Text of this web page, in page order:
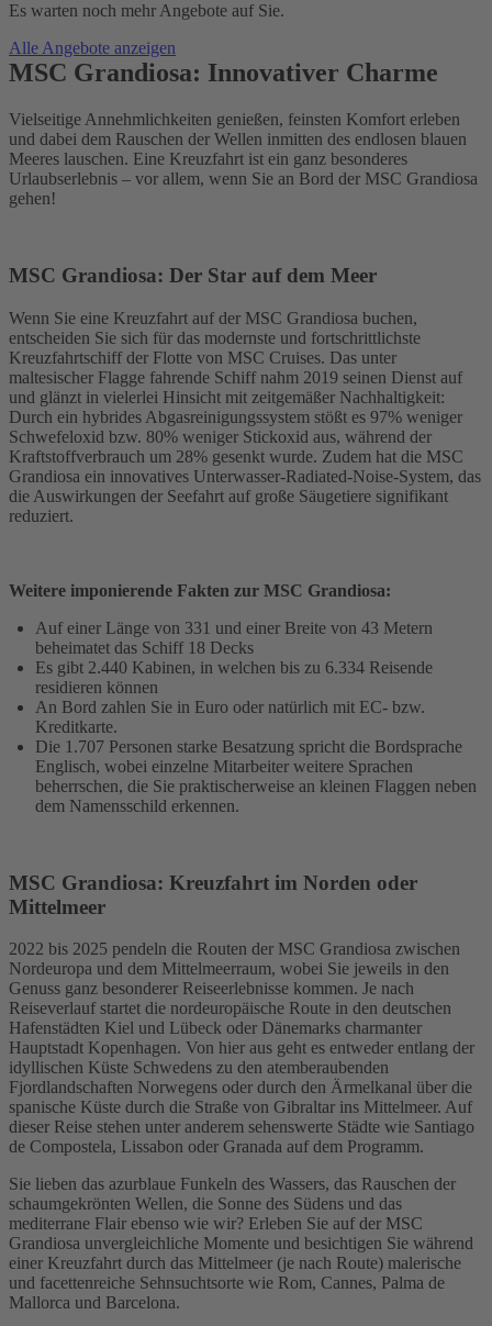
Es warten noch mehr Angebote auf Sie.
Alle Angebote anzeigen
MSC Grandiosa: Innovativer Charme
Vielseitige Annehmlichkeiten genießen, feinsten Komfort erleben
und dabei dem Rauschen der Wellen inmitten des endlosen blauen
Meeres lauschen. Eine Kreuzfahrt ist ein ganz besonderes
Urlaubserlebnis – vor allem, wenn Sie an Bord der MSC Grandiosa
gehen!
MSC Grandiosa: Der Star auf dem Meer
Wenn Sie eine Kreuzfahrt auf der MSC Grandiosa buchen,
entscheiden Sie sich für das modernste und fortschrittlichste
Kreuzfahrtschiff der Flotte von MSC Cruises. Das unter
maltesischer Flagge fahrende Schiff nahm 2019 seinen Dienst auf
und glänzt in vielerlei Hinsicht mit zeitgemäßer Nachhaltigkeit:
Durch ein hybrides Abgasreinigungssystem stößt es 97% weniger
Schwefeloxid bzw. 80% weniger Stickoxid aus, während der
Kraftstoffverbrauch um 28% gesenkt wurde. Zudem hat die MSC
Grandiosa ein innovatives Unterwasser-Radiated-Noise-System, das
die Auswirkungen der Seefahrt auf große Säugetiere signifikant
reduziert.
Weitere imponierende Fakten zur MSC Grandiosa:
Auf einer Länge von 331 und einer Breite von 43 Metern
beheimatet das Schiff 18 Decks
Es gibt 2.440 Kabinen, in welchen bis zu 6.334 Reisende
residieren können
An Bord zahlen Sie in Euro oder natürlich mit EC- bzw.
Kreditkarte.
Die 1.707 Personen starke Besatzung spricht die Bordsprache
Englisch, wobei einzelne Mitarbeiter weitere Sprachen
beherrschen, die Sie praktischerweise an kleinen Flaggen neben
dem Namensschild erkennen.
MSC Grandiosa: Kreuzfahrt im Norden oder
Mittelmeer
2022 bis 2025 pendeln die Routen der MSC Grandiosa zwischen
Nordeuropa und dem Mittelmeerraum, wobei Sie jeweils in den
Genuss ganz besonderer Reiseerlebnisse kommen. Je nach
Reiseverlauf startet die nordeuropäische Route in den deutschen
Hafenstädten Kiel und Lübeck oder Dänemarks charmanter
Hauptstadt Kopenhagen. Von hier aus geht es entweder entlang der
idyllischen Küste Schwedens zu den atemberaubenden
Fjordlandschaften Norwegens oder durch den Ärmelkanal über die
spanische Küste durch die Straße von Gibraltar ins Mittelmeer. Auf
dieser Reise stehen unter anderem sehenswerte Städte wie Santiago
de Compostela, Lissabon oder Granada auf dem Programm.
Sie lieben das azurblaue Funkeln des Wassers, das Rauschen der
schaumgekrönten Wellen, die Sonne des Südens und das
mediterrane Flair ebenso wie wir? Erleben Sie auf der MSC
Grandiosa unvergleichliche Momente und besichtigen Sie während
einer Kreuzfahrt durch das Mittelmeer (je nach Route) malerische
und facettenreiche Sehnsuchtsorte wie Rom, Cannes, Palma de
Mallorca und Barcelona.